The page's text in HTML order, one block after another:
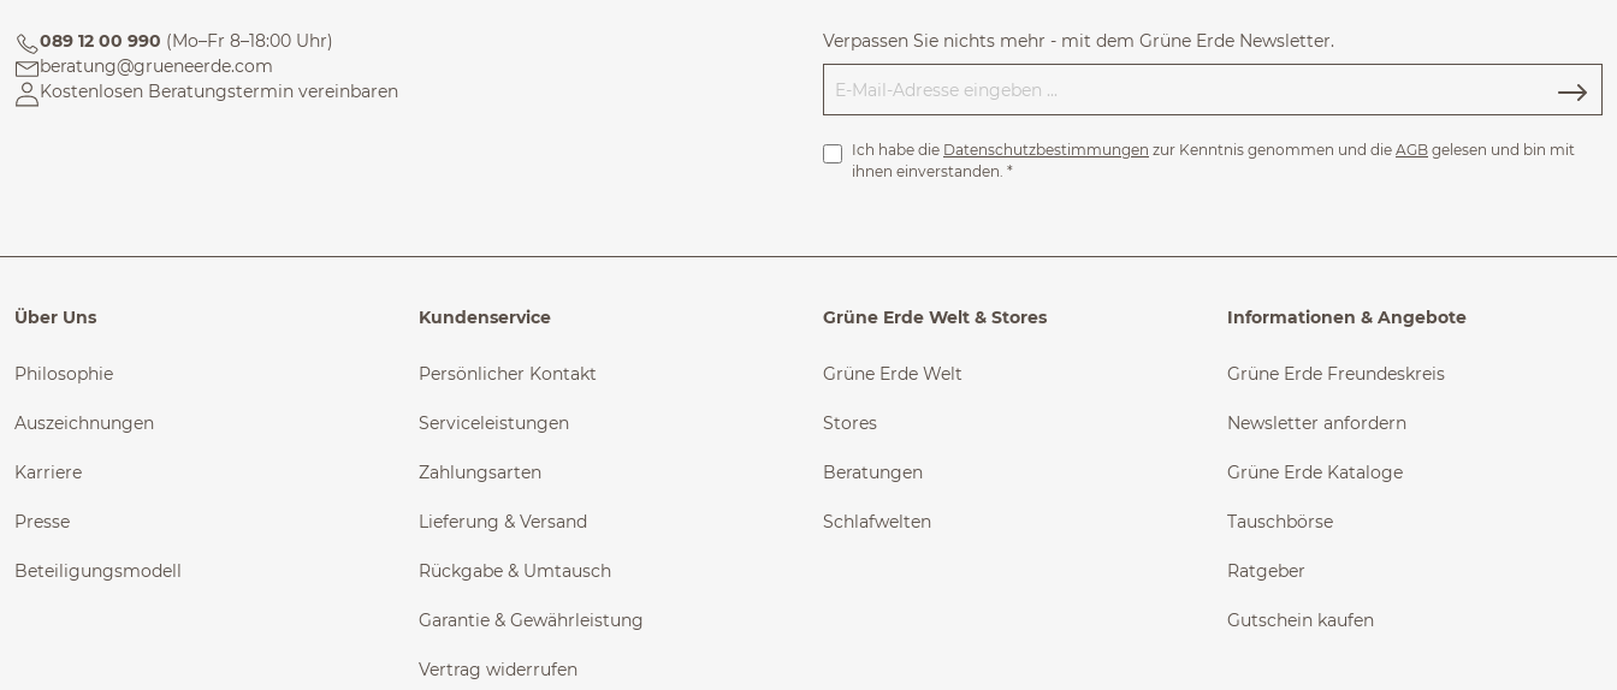
089 12 00 990 (Mo–Fr 8–18:00 Uhr)
beratung@grueneerde.com
Kostenlosen Beratungstermin vereinbaren
Verpassen Sie nichts mehr - mit dem Grüne Erde Newsletter.
Ich habe die Datenschutzbestimmungen zur Kenntnis genommen und die AGB gelesen und bin mit
ihnen einverstanden. *
Über Uns
Philosophie
Auszeichnungen
Karriere
Presse
Beteiligungsmodell
Kundenservice
Persönlicher Kontakt
Serviceleistungen
Zahlungsarten
Lieferung & Versand
Rückgabe & Umtausch
Garantie & Gewährleistung
Vertrag widerrufen
Grüne Erde Welt & Stores
Grüne Erde Welt
Stores
Beratungen
Schlafwelten
Informationen & Angebote
Grüne Erde Freundeskreis
Newsletter anfordern
Grüne Erde Kataloge
Tauschbörse
Ratgeber
Gutschein kaufen